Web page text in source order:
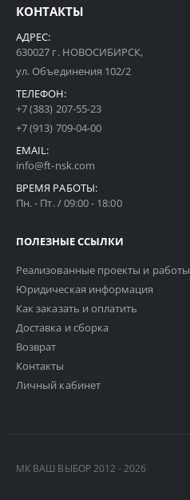
КОНТАКТЫ
АДРЕС:
630027 г. НОВОСИБИРСК,
ул. Объединения 102/2
ТЕЛЕФОН:
+7 (383) 207-55-23
+7 (913) 709-04-00
EMAIL:
info@ft-nsk.com
ВРЕМЯ РАБОТЫ:
Пн. - Пт. / 09:00 - 18:00
ПОЛЕЗНЫЕ ССЫЛКИ
Реализованные проекты и работы
Юридическая информация
Как заказать и оплатить
Доставка и сборка
Возврат
Контакты
Личный кабинет
МК ВАШ ВЫБОР 2012 - 2026